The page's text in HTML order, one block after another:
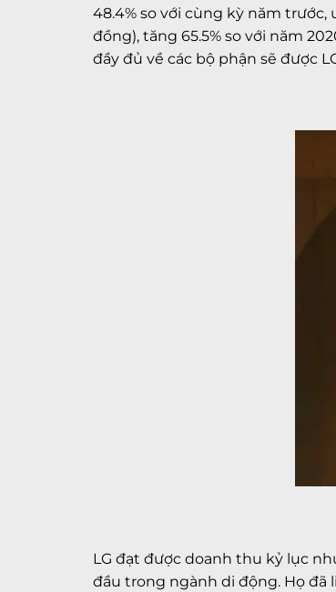
48.4% so với cùng kỳ năm trước,
đồng), tăng 65.5% so với năm
đầy đủ về các bộ phận sẽ được
LG đạt được doanh thu kỷ lục
đầu trong ngành di động. Họ đã